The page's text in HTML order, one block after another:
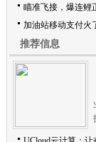
瞄准飞接，爆连鲤
加油站移动支付火
推荐信息